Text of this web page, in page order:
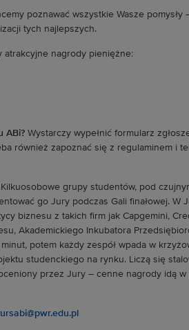
poznawać wszystkie Wasze pomysły
tych najlepszych.
atrakcyjne nagrody pieniężne:
ABi?Wystarczy wypełnić formularz
również zapoznać się z regulaminem i
grupy studentów, pod
go Jury podczas Gali finałowej. W
biznesu z takich firm jak Capgemini,
Akademickiego Inkubatora
potem każdy zespół wpada w
studenckiego na rynku. Liczą się
przez Jury – cenne nagrody idą